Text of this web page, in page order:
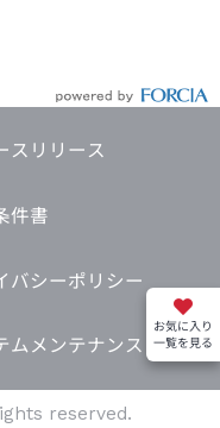
お気に入り
一覧を見る
スリリース
件書
バシーポリシー
ムメンテナンス
reserved.